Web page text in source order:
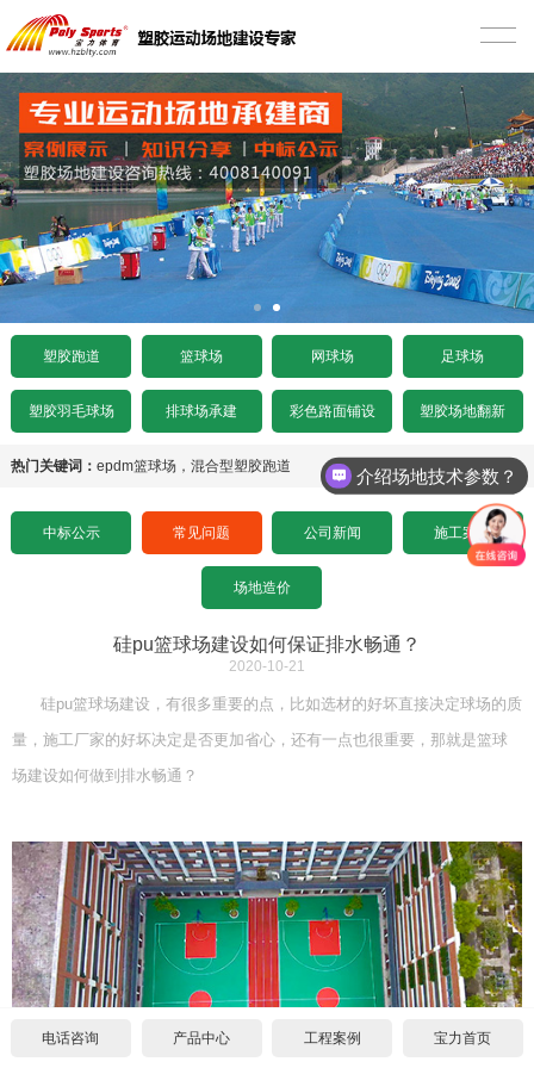
塑胶跑道 篮球场 网球场 足球场
塑胶羽毛球场 排球场承建 彩色路面铺设 塑胶场地翻新
热门关键词： epdm篮球场 ， 混合型塑胶跑道
中标公示 常见问题 公司新闻 施工案例
场地造价
硅pu篮球场建设如何保证排水畅通？
2020-10-21
硅pu篮球场建设，有很多重要的点，比如选材的好坏直接决定球场的质
量，施工厂家的好坏决定是否更加省心，还有一点也很重要，那就是篮球
场建设如何做到排水畅通？
首页
塑胶跑道
混合型塑胶跑道
透气型塑胶跑道
预制型塑胶跑道
施工案例
沥青基础要求
设计图纸下载
篮球场
硅PU篮球场
EPDM篮球场
室内木地板篮球场
水泥基础要求
招标文件下载
设计图纸下载
网球场
丙烯酸网球场
硅PU网球场
人造草坪网球场
施工案例
沥青基础要求
招标文件下载
设计图纸下载
人造草足球场
悬浮拼装足球场
水泥基础要求
沥青基础要求
招标文件下载
工程项目
塑胶球场施工
其它运动场地施工
中标公示
常见问题
公司新闻
施工案例
联系方式
合作伙伴
宝力招聘
电话咨询 产品中心 工程案例 宝力首页
介绍场地技术参数？